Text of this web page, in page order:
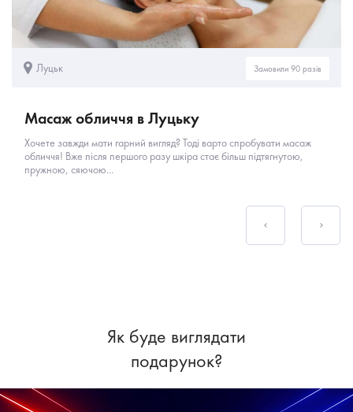
Луцьк Замовили 90 разів
Масаж обличчя в Луцьку
Хочете завжди мати гарний вигляд? Тоді варто спробувати масаж
обличчя! Вже після першого разу шкіра стає більш підтягнутою,
пружною, сяючою...
Як буде виглядати
подарунок?